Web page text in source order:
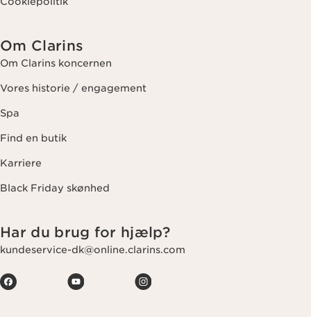
Om Clarins
Om Clarins koncernen
Vores historie / engagement
Spa
Find en butik
Karriere
Black Friday skønhed
Har du brug for hjælp?
kundeservice-dk@online.clarins.com